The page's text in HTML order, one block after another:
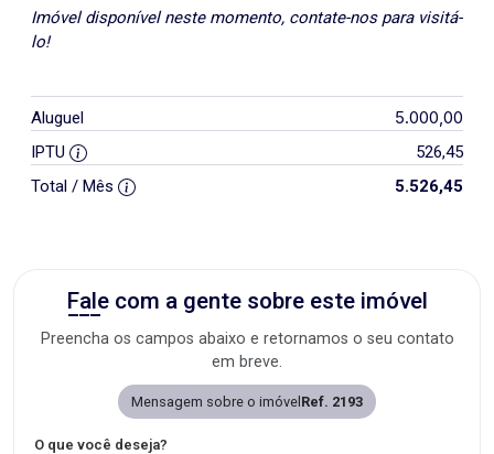
Imóvel disponível neste momento, contate-nos para visitá-
lo!
Aluguel 5.000,00
IPTU
526,45
Total / Mês
5.526,45
Fale com a gente sobre este imóvel
Preencha os campos abaixo e retornamos o seu contato
em breve.
Mensagem sobre o imóvelRef. 2193
O que você deseja?